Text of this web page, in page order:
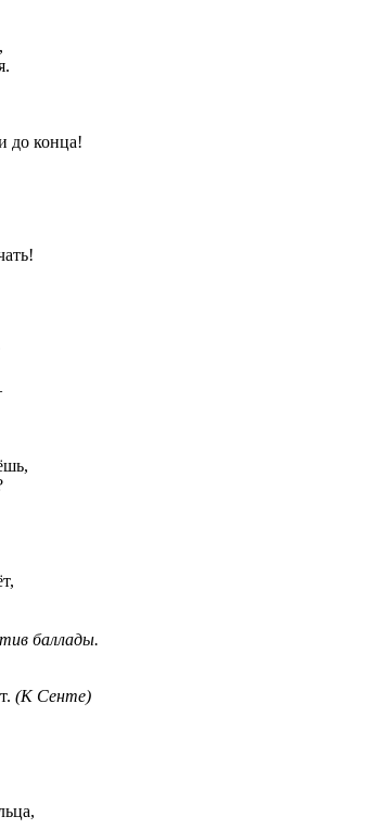
до конца!
баллады.
(К Сенте)